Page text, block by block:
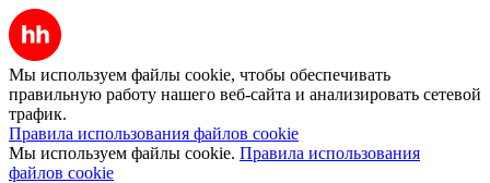
Мы используем файлы cookie, чтобы обеспечивать
правильную работу нашего веб-сайта и анализировать сетевой
трафик.
Правила использования файлов cookie
Мы используем файлы cookie. Правила использования
файлов cookie